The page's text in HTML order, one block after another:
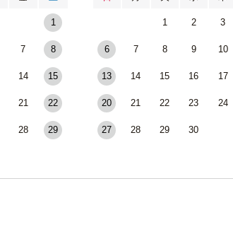
1
7 8
14 15
21 22
28 29
1 2 3
6 7 8 9 10
13 14 15 16 17
20 21 22 23 24
27 28 29 30